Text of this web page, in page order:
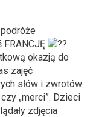
okazją do
zajęć
słów i zwrotów
„merci”. Dzieci
zdjęcia